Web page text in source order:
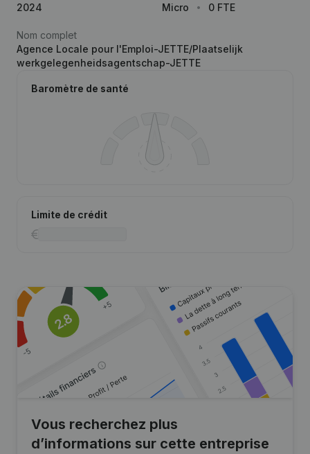
2024
Micro
0 FTE
Nom complet
Agence Locale pour l'Emploi-JETTE/Plaatselijk
werkgelegenheidsagentschap-JETTE
Baromètre de santé
Limite de crédit
Vous recherchez plus
d’informations sur cette entreprise